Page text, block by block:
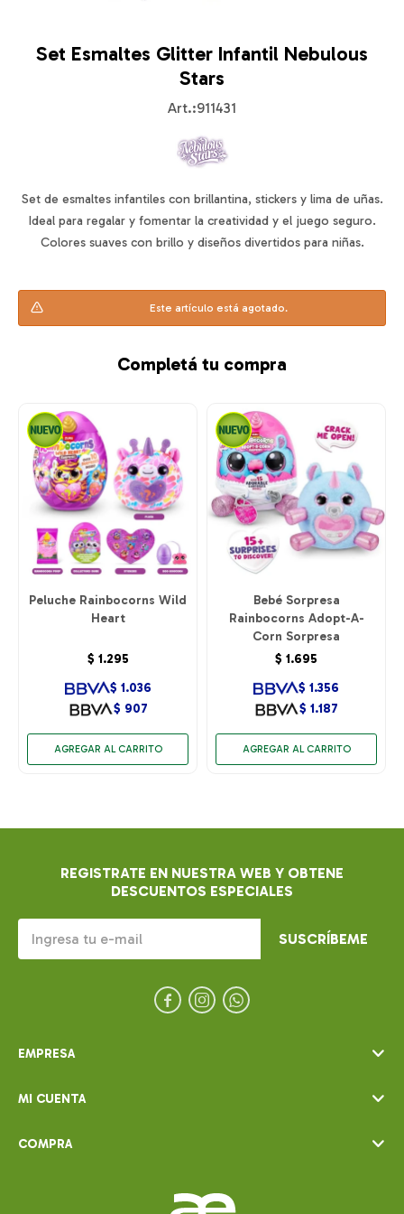
Set Esmaltes Glitter Infantil Nebulous
Stars
911431
Set de esmaltes infantiles con brillantina, stickers y lima de uñas.
Ideal para regalar y fomentar la creatividad y el juego seguro.
Colores suaves con brillo y diseños divertidos para niñas.
Este artículo está agotado.
Completá tu compra
Peluche Rainbocorns Wild
Heart
$ 1.295
$ 907
$ 1.036
Bebé Sorpresa
Rainbocorns Adopt-A-
Corn Sorpresa
$ 1.695
$ 1.187
$ 1.356
EMPRESA
MI CUENTA
COMPRA
REGISTRATE EN NUESTRA WEB Y OBTENE
DESCUENTOS ESPECIALES
SUSCRÍBEME
  